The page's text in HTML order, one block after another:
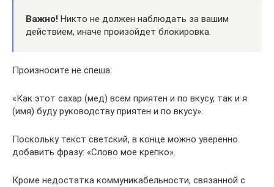
Важно! Никто не должен наблюдать за вашим
действием, иначе произойдет блокировка.
Произносите не спеша:
«Как этот сахар (мед) всем приятен и по вкусу, так и я
(имя) буду руководству приятен и по вкусу».
Поскольку текст светский, в конце можно уверенно
добавить фразу: «Слово мое крепко».
Кроме недостатка коммуникабельности, связанной с